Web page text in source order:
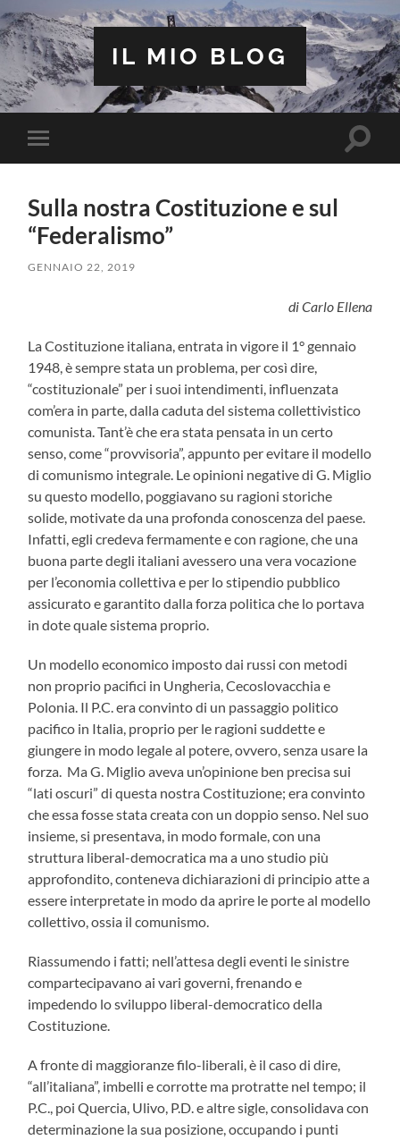
IL MIO BLOG
Attiva/disattiva
il
sui
dispositivi
mobili
Sulla nostra Costituzione e sul
“Federalismo”
GENNAIO 22, 2019
di Carlo Ellena
La Costituzione italiana, entrata in vigore il 1° gennaio
1948, è sempre stata un problema, per così dire,
“costituzionale” per i suoi intendimenti, influenzata
com’era in parte, dalla caduta del sistema collettivistico
comunista. Tant’è che era stata pensata in un certo
senso, come “provvisoria”, appunto per evitare il modello
di comunismo integrale. Le opinioni negative di G. Miglio
su questo modello, poggiavano su ragioni storiche
solide, motivate da una profonda conoscenza del paese.
Infatti, egli credeva fermamente e con ragione, che una
buona parte degli italiani avessero una vera vocazione
per l’economia collettiva e per lo stipendio pubblico
assicurato e garantito dalla forza politica che lo portava
in dote quale sistema proprio.
Un modello economico imposto dai russi con metodi
non proprio pacifici in Ungheria, Cecoslovacchia e
Polonia. Il P.C. era convinto di un passaggio politico
pacifico in Italia, proprio per le ragioni suddette e
giungere in modo legale al potere, ovvero, senza usare la
forza. Ma G. Miglio aveva un’opinione ben precisa sui
“lati oscuri” di questa nostra Costituzione; era convinto
che essa fosse stata creata con un doppio senso. Nel suo
insieme, si presentava, in modo formale, con una
struttura liberal-democratica ma a uno studio più
approfondito, conteneva dichiarazioni di principio atte a
essere interpretate in modo da aprire le porte al modello
collettivo, ossia il comunismo.
Riassumendo i fatti; nell’attesa degli eventi le sinistre
compartecipavano ai vari governi, frenando e
impedendo lo sviluppo liberal-democratico della
Costituzione.
A fronte di maggioranze filo-liberali, è il caso di dire,
“all’italiana”, imbelli e corrotte ma protratte nel tempo; il
P.C., poi Quercia, Ulivo, P.D. e altre sigle, consolidava con
determinazione la sua posizione, occupando i punti